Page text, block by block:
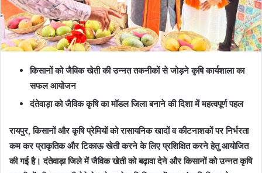
किसानों को जैविक खेती की उन्नत तकनीकों से जोड़ने कृषि कार्यशाला का
सफल आयोजन
दंतेवाड़ा को जैविक कृषि का मॉडल जिला बनाने की दिशा में महत्वपूर्ण पहल
रायपुर, किसानों और कृषि प्रेमियों को रासायनिक खादों व कीटनाशकों पर निर्भरता
कम कर प्राकृतिक और टिकाऊ खेती करने के लिए प्रशिक्षित करने हेतु आयोजित
की गई है। दंतेवाड़ा जिले में जैविक खेती को बढ़ावा देने और किसानों को उन्नत कृषि